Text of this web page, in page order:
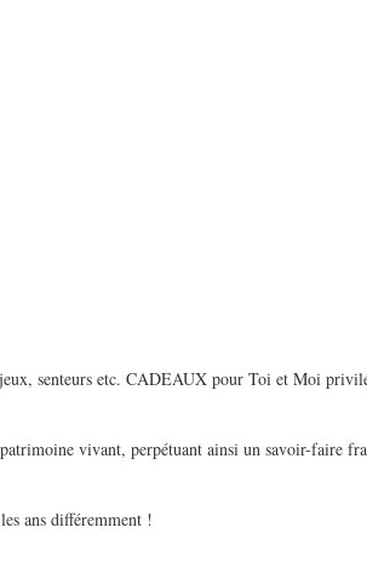
senteurs etc. CADEAUX pour Toi et Moi
vivant, perpétuant ainsi un savoir-faire
ans différemment !